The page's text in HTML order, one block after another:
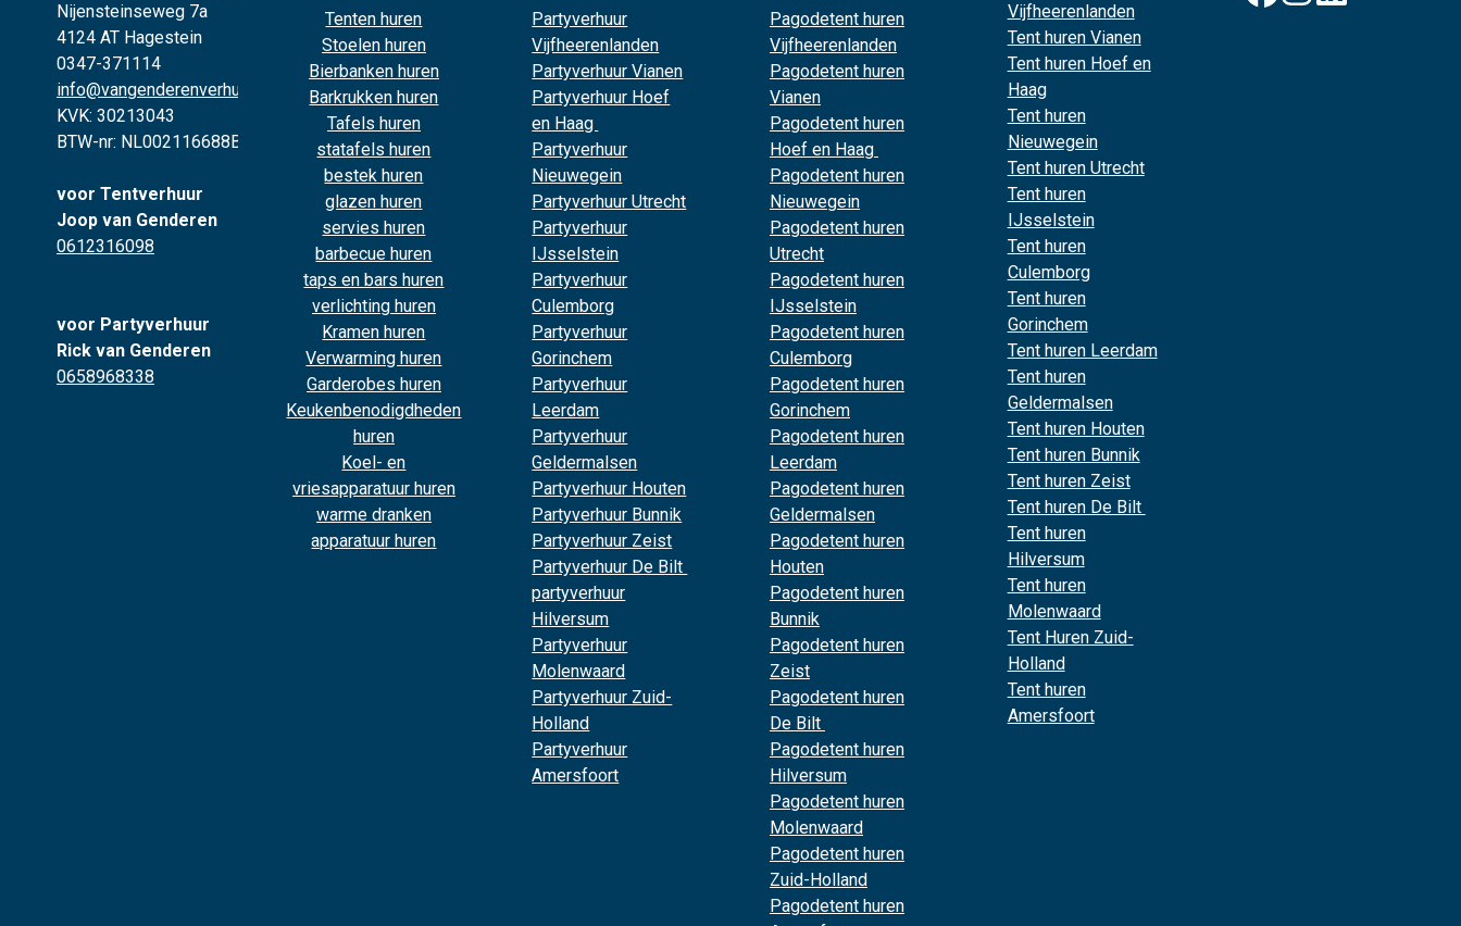
Nijensteinseweg 7a
4124 AT Hagestein
0347-371114
info@vangenderenverhuur.nl
KVK: 30213043
BTW-nr: NL002116688B02
voor Tentverhuur
Joop van Genderen
0612316098
voor Partyverhuur
Rick van Genderen
0658968338
Tenten huren
Stoelen huren
Bierbanken huren
Barkrukken huren
Tafels huren
statafels huren
bestek huren
glazen huren
servies huren
barbecue huren
taps en bars huren
verlichting huren
Kramen huren
Verwarming huren
Garderobes huren
Keukenbenodigdheden
huren
Koel- en
vriesapparatuur huren
warme dranken
apparatuur huren
Partyverhuur
Vijfheerenlanden
Partyverhuur Vianen
Partyverhuur Hoef
en Haag
Partyverhuur
Nieuwegein
Partyverhuur Utrecht
Partyverhuur
IJsselstein
Partyverhuur
Culemborg
Partyverhuur
Gorinchem
Partyverhuur
Leerdam
Partyverhuur
Geldermalsen
Partyverhuur Houten
Partyverhuur Bunnik
Partyverhuur Zeist
Partyverhuur De Bilt
partyverhuur
Hilversum
Partyverhuur
Molenwaard
Partyverhuur Zuid-
Holland
Partyverhuur
Amersfoort
Pagodetent huren
Vijfheerenlanden
Pagodetent huren
Vianen
Pagodetent huren
Hoef en Haag
Pagodetent huren
Nieuwegein
Pagodetent huren
Utrecht
Pagodetent huren
IJsselstein
Pagodetent huren
Culemborg
Pagodetent huren
Gorinchem
Pagodetent huren
Leerdam
Pagodetent huren
Geldermalsen
Pagodetent huren
Houten
Pagodetent huren
Bunnik
Pagodetent huren
Zeist
Pagodetent huren
De Bilt
Pagodetent huren
Hilversum
Pagodetent huren
Molenwaard
Pagodetent huren
Zuid-Holland
Pagodetent huren
Vijfheerenlanden
Tent huren Vianen
Tent huren Hoef en
Haag
Tent huren
Nieuwegein
Tent huren Utrecht
Tent huren
IJsselstein
Tent huren
Culemborg
Tent huren
Gorinchem
Tent huren Leerdam
Tent huren
Geldermalsen
Tent huren Houten
Tent huren Bunnik
Tent huren Zeist
Tent huren De Bilt
Tent huren
Hilversum
Tent huren
Molenwaard
Tent Huren Zuid-
Holland
Tent huren
Amersfoort